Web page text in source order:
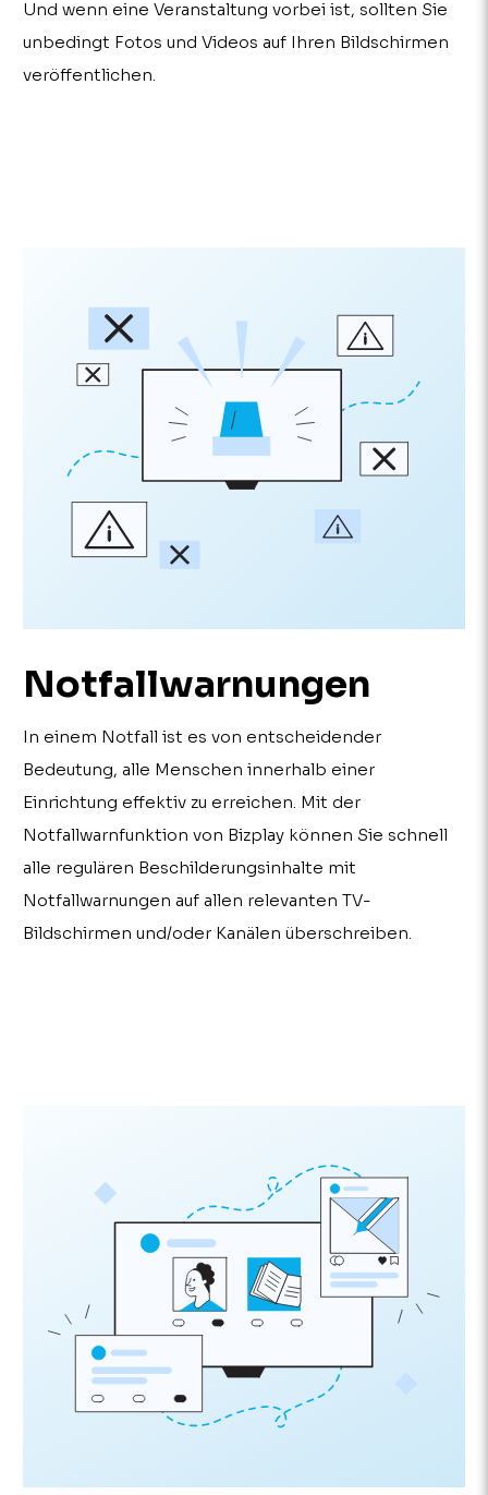
Und wenn eine Veranstaltung vorbei ist, sollten Sie
unbedingt Fotos und Videos auf Ihren Bildschirmen
veröffentlichen.
Notfallwarnungen
In einem Notfall ist es von entscheidender
Bedeutung, alle Menschen innerhalb einer
Einrichtung effektiv zu erreichen. Mit der
Notfallwarnfunktion von Bizplay können Sie schnell
alle regulären Beschilderungsinhalte mit
Notfallwarnungen auf allen relevanten TV-
Bildschirmen und/oder Kanälen überschreiben.